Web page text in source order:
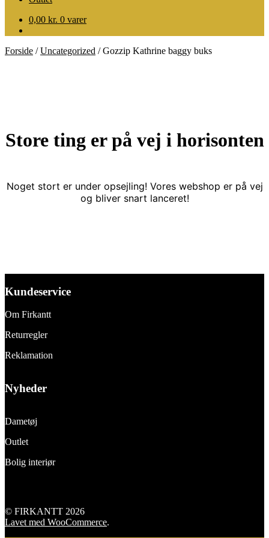
0,00 kr. 0 varer
Forside /Uncategorized /Gozzip Kathrine baggy buks
Store ting er på vej i horisonten
Noget stort er under opsejling! Vores webshop er på vej
og bliver snart lanceret!
Kundeservice
Om Firkantt
Returregler
Reklamation
Nyheder
Dametøj
Outlet
Bolig interiør
© FIRKANTT 2026
Lavet med WooCommerce.